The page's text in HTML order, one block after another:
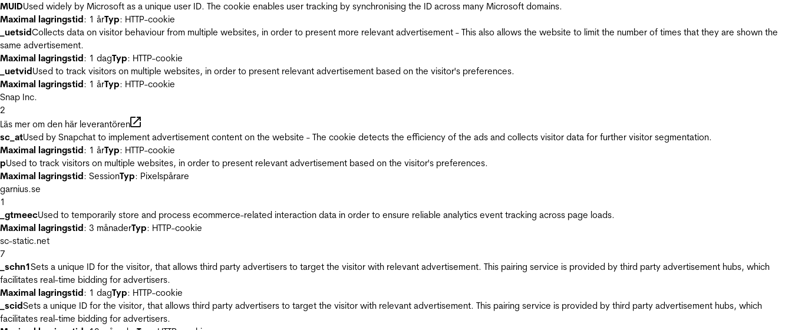
MUIDUsed widely by Microsoft as a unique user ID. The cookie enables user tracking by synchronising the ID across many Microsoft domains.
Maximal lagringstid: 1 årTyp: HTTP-cookie
_uetsidCollects data on visitor behaviour from multiple websites, in order to present more relevant advertisement - This also allows the website to limit the number of times that they are shown the
same advertisement.
Maximal lagringstid: 1 dagTyp: HTTP-cookie
_uetvidUsed to track visitors on multiple websites, in order to present relevant advertisement based on the visitor's preferences.
Maximal lagringstid: 1 årTyp: HTTP-cookie
Snap Inc.
2
Läs mer om den här leverantören
sc_atUsed by Snapchat to implement advertisement content on the website - The cookie detects the efficiency of the ads and collects visitor data for further visitor segmentation.
Maximal lagringstid: 1 årTyp: HTTP-cookie
pUsed to track visitors on multiple websites, in order to present relevant advertisement based on the visitor's preferences.
Maximal lagringstid: SessionTyp: Pixelspårare
garnius.se
1
_gtmeecUsed to temporarily store and process ecommerce-related interaction data in order to ensure reliable analytics event tracking across page loads.
Maximal lagringstid: 3 månaderTyp: HTTP-cookie
sc-static.net
7
_schn1Sets a unique ID for the visitor, that allows third party advertisers to target the visitor with relevant advertisement. This pairing service is provided by third party advertisement hubs, which
facilitates real-time bidding for advertisers.
Maximal lagringstid: 1 dagTyp: HTTP-cookie
_scidSets a unique ID for the visitor, that allows third party advertisers to target the visitor with relevant advertisement. This pairing service is provided by third party advertisement hubs, which
facilitates real-time bidding for advertisers.